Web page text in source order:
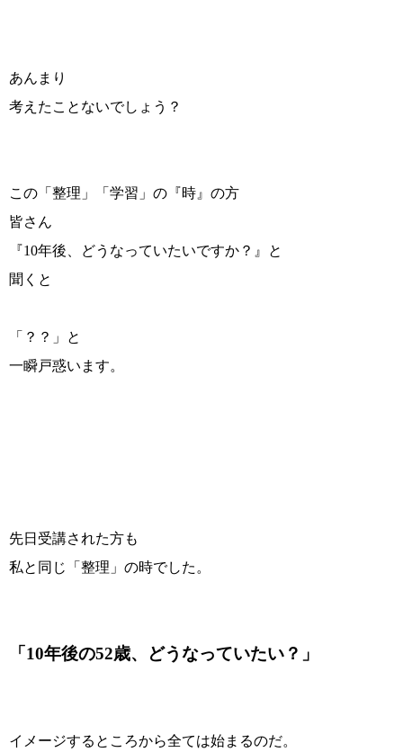
あんまり
考えたことないでしょう？
この「整理」「学習」の『時』の方
皆さん
『10年後、どうなっていたいですか？』と
聞くと
「？？」と
一瞬戸惑います。
先日受講された方も
私と同じ「整理」の時でした。
「10年後の52歳、どうなっていたい？」
イメージするところから全ては始まるのだ。